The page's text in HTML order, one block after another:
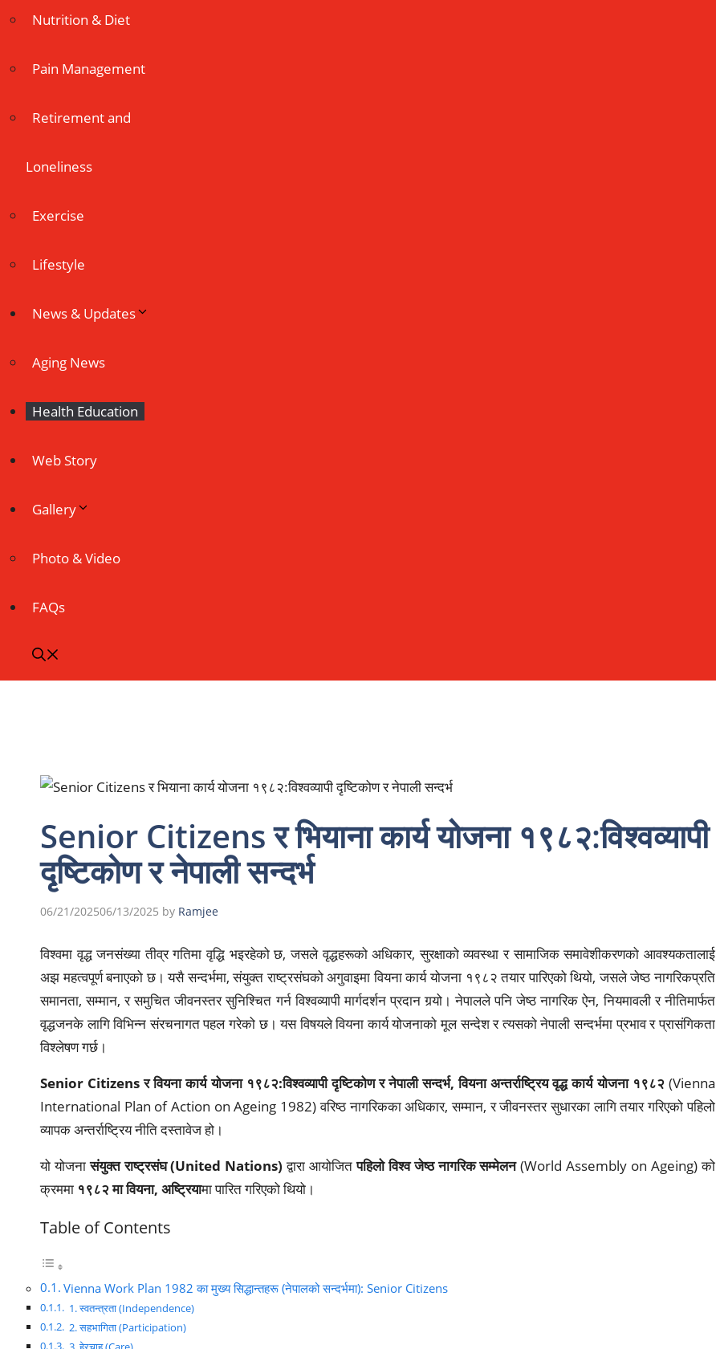
Nutrition & Diet
Pain Management
Retirement and
Loneliness
Exercise
Lifestyle
News & Updates
Aging News
Health Education
Web Story
Gallery
Photo & Video
FAQs
Senior Citizens र भियाना कार्य योजना १९८२:विश्वव्यापी
दृष्टिकोण र नेपाली सन्दर्भ
06/21/202506/13/2025 by Ramjee
विश्वमा वृद्ध जनसंख्या तीव्र गतिमा वृद्धि भइरहेको छ, जसले वृद्धहरूको अधिकार, सुरक्षाको व्यवस्था र सामाजिक समावेशीकरणको आवश्यकतालाई
अझ महत्वपूर्ण बनाएको छ। यसै सन्दर्भमा, संयुक्त राष्ट्रसंघको अगुवाइमा वियना कार्य योजना १९८२ तयार पारिएको थियो, जसले जेष्ठ नागरिकप्रति
समानता, सम्मान, र समुचित जीवनस्तर सुनिश्चित गर्न विश्वव्यापी मार्गदर्शन प्रदान गर्‍यो। नेपालले पनि जेष्ठ नागरिक ऐन, नियमावली र नीतिमार्फत
वृद्धजनके लागि विभिन्न संरचनागत पहल गरेको छ। यस विषयले वियना कार्य योजनाको मूल सन्देश र त्यसको नेपाली सन्दर्भमा प्रभाव र प्रासंगिकता
विश्लेषण गर्छ।
Senior Citizens र वियना कार्य योजना १९८२:विश्वव्यापी दृष्टिकोण र नेपाली सन्दर्भ,वियना अन्तर्राष्ट्रिय वृद्ध कार्य योजना १९८२(Vienna
International Plan of Action on Ageing 1982) वरिष्ठ नागरिकका अधिकार, सम्मान, र जीवनस्तर सुधारका लागि तयार गरिएको पहिलो
व्यापक अन्तर्राष्ट्रिय नीति दस्तावेज हो।
यो योजनासंयुक्त राष्ट्रसंघ (United Nations) द्वारा आयोजितपहिलो विश्व जेष्ठ नागरिक सम्मेलन(World Assembly on Ageing) को
क्रममा १९८२ मा वियना, अष्ट्रियामा पारित गरिएको थियो।
Table of Contents
Vienna Work Plan 1982 का मुख्य सिद्धान्तहरू (नेपालको सन्दर्भमा): Senior Citizens
1. स्वतन्त्रता (Independence)
2. सहभागिता (Participation)